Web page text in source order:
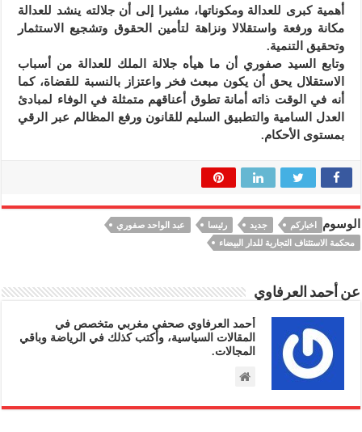
أهمية كبرى للعدالة ومكوناتها، مشيرا إلى أن جلالته ينشد للعدالة
مكانة ورفعة واستقلالا ونزاهة لتأمين الحقوق وتشجيع الاستثمار
وتحقيق التنمية.
وتابع السيد صفوري أن ما هيأه جلالة الملك للعدالة من أسباب
الاستقلال يحق أن يكون مبعث فخر واعتزاز بالنسبة للقضاة، كما
أنه في الوقت ذاته أمانة تطوق أعناقهم متمثلة في الوفاء لمبادئ
العدل السامية والتطبيق السليم للقانون ورفع المظالم عبر الرقي
بمستوى الأحكام.
الوسوم اخباركم جديد رئيسا
عبد الواحد صفوري
محكمة الاستئناف التجارية للدار البيضاء
عن أحمد العرفاوي
أحمد العرفاوي صحفي مغربي متخصص في
المقالات السياسية، وأكتب كذلك في الرياضة وباقي
المجالات.